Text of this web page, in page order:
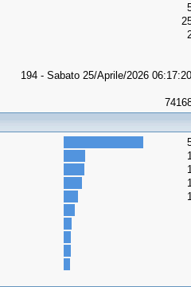
194 - Sabato 25/Aprile/2026